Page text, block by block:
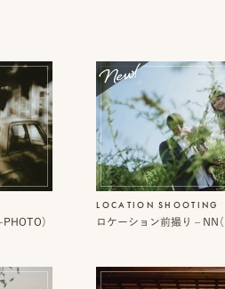
）
LOCATION SHOOTING
ロケーション前撮り – NN